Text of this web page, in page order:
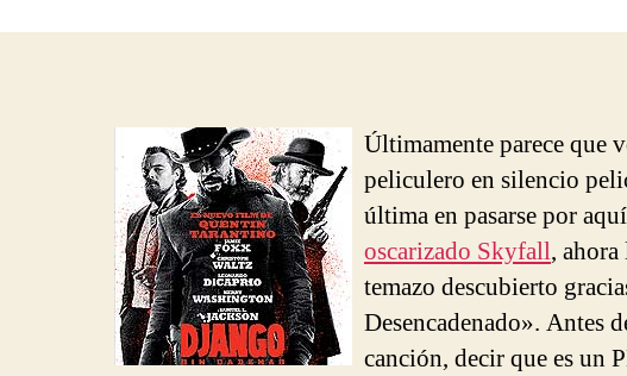
Últimamente parece que
peliculero en silencio
última en pasarse por
oscarizado Skyfall, ahora
temazo descubierto
Desencadenado». Antes
canción, decir que es un